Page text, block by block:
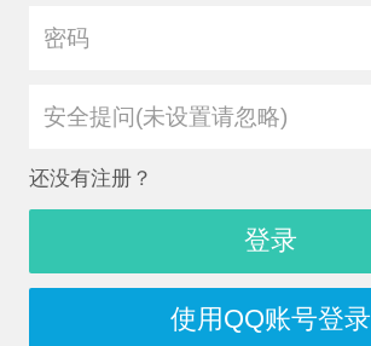
安全提问(未设置请忽略)
还没有注册？
登录
使用QQ账号登录